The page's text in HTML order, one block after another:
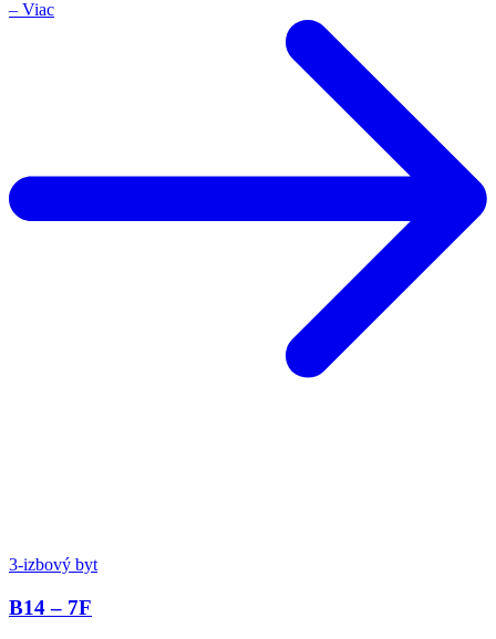
– Viac
3-izbový byt
B14 – 7F